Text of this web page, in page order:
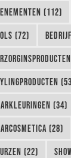
(112)
(72)
(34)
(28)
(22)